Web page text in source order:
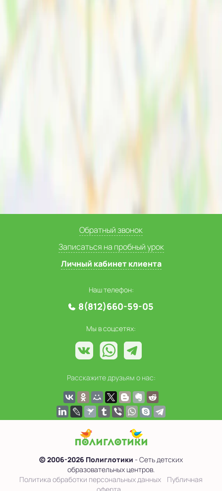
Обратный звонок
Записаться на пробный урок
Личный кабинет клиента
Наш телефон:
8(812)660-59-05
Мы в соцсетях:
Расскажите друзьям о нас:
© 2006-2026 Полиглотики - Сеть детских
образовательных центров.
Политика обработки персональных данных
Публичная
оферта